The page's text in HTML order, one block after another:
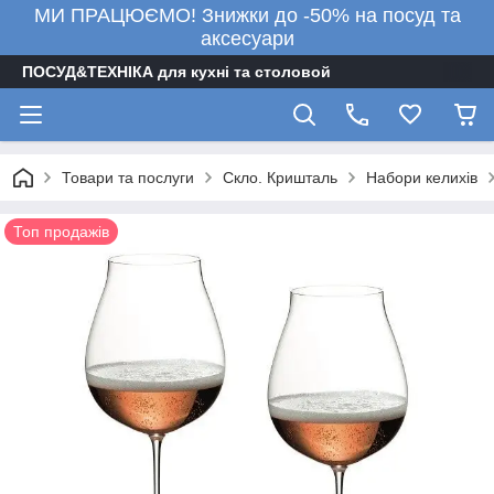
МИ ПРАЦЮЄМО! Знижки до -50% на посуд та
аксесуари
ПОСУД&ТЕХНІКА для кухні та столовой
Товари та послуги Скло. Кришталь Набори келихів
Топ продажів